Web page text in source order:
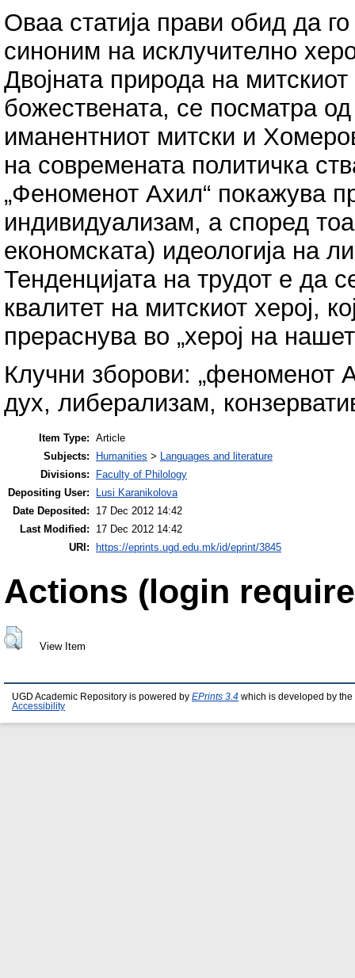
Оваа статија прави обид да
синоним на исклучително
Двојната природа на
божествената, се посматра
иманентниот митски и
на современата политичка
„Феноменот Ахил“ покажува
индивидуализам, а според
економската) идеологија на
Тенденцијата на трудот е да
квалитет на митскиот херој,
прераснува во „херој на
Клучни зборови: „феноменот
дух, либерализам,
Item Type: Article
Subjects:
Humanities > Languages and literature
Divisions:
Faculty of Philology
Depositing User:
Lusi Karanikolova
Date Deposited:
17 Dec 2012 14:42
Last Modified:
17 Dec 2012 14:42
URI:
https://eprints.ugd.edu.mk/id/eprint/3845
Actions (login
View Item
UGD Academic Repository is powered by EPrints 3.4 which is developed by the
Accessibility